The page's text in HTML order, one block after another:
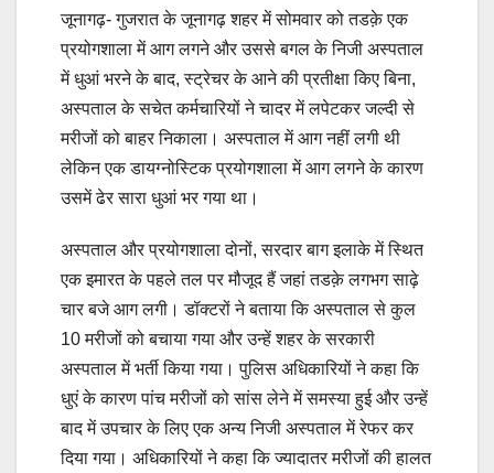
जूनागढ़- गुजरात के जूनागढ़ शहर में सोमवार को तडक़े एक
प्रयोगशाला में आग लगने और उससे बगल के निजी अस्पताल
में धुआं भरने के बाद, स्ट्रेचर के आने की प्रतीक्षा किए बिना,
अस्पताल के सचेत कर्मचारियों ने चादर में लपेटकर जल्दी से
मरीजों को बाहर निकाला। अस्पताल में आग नहीं लगी थी
लेकिन एक डायग्नोस्टिक प्रयोगशाला में आग लगने के कारण
उसमें ढेर सारा धुआं भर गया था।
अस्पताल और प्रयोगशाला दोनों, सरदार बाग इलाके में स्थित
एक इमारत के पहले तल पर मौजूद हैं जहां तडक़े लगभग साढ़े
चार बजे आग लगी। डॉक्टरों ने बताया कि अस्पताल से कुल
10 मरीजों को बचाया गया और उन्हें शहर के सरकारी
अस्पताल में भर्ती किया गया। पुलिस अधिकारियों ने कहा कि
धुएं के कारण पांच मरीजों को सांस लेने में समस्या हुई और उन्हें
बाद में उपचार के लिए एक अन्य निजी अस्पताल में रेफर कर
दिया गया। अधिकारियों ने कहा कि ज्यादातर मरीजों की हालत